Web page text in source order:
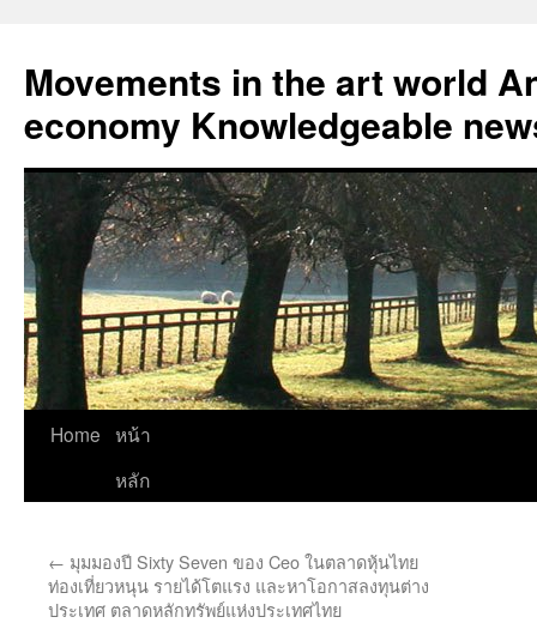
content
Movements in the art world
economy Knowledgeable
Home หน้า
หลัก
← มุมมองปี Sixty Seven ของ Ceo ในตลาดหุ้นไทย
ท่องเที่ยวหนุน รายได้โตแรง และหาโอกาสลงทุนต่าง
ประเทศ ตลาดหลักทรัพย์แห่งประเทศไทย